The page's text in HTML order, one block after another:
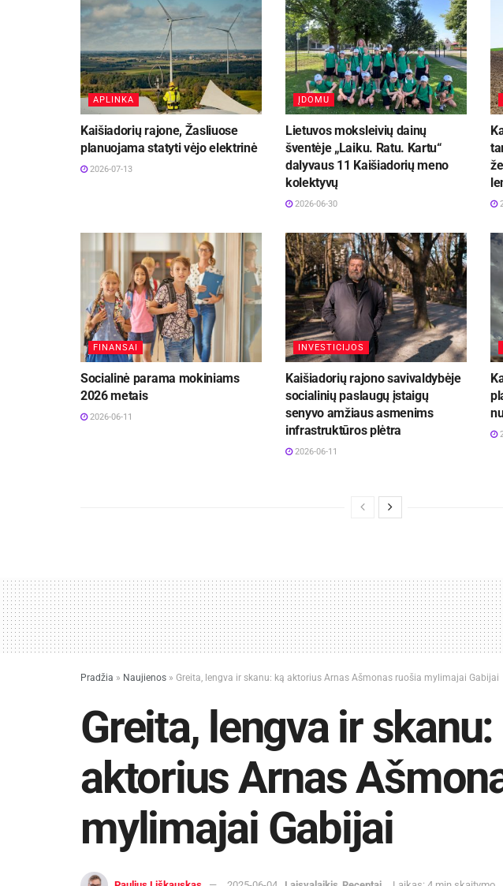
APLINKA
Kaišiadorių rajone, Žasliuose
planuojama statyti vėjo elektrinė
2026-07-13
ĮDOMU
Lietuvos moksleivių dainų
šventėje „Laiku. Ratu. Kartu“
dalyvaus 11 Kaišiadorių meno
kolektyvų
2026-06-30
FINANSAI
Socialinė parama mokiniams
2026 metais
2026-06-11
INVESTICIJOS
Kaišiadorių rajono savivaldybėje
socialinių paslaugų įstaigų
senyvo amžiaus asmenims
infrastruktūros plėtra
2026-06-11
Pradžia » Naujienos » Greita, lengva ir skanu: ką aktorius Arnas Ašmonas ruošia mylimajai Gabijai
Greita, lengva ir
aktorius Arnas
mylimajai Gabijai